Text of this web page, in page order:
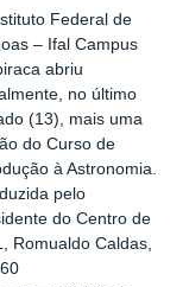
carrossel de imagens
Federal de
– Ifal Campus
abriu
no último
(13), mais uma
do Curso de
à Astronomia.
pelo
do Centro de
Romualdo Caldas,